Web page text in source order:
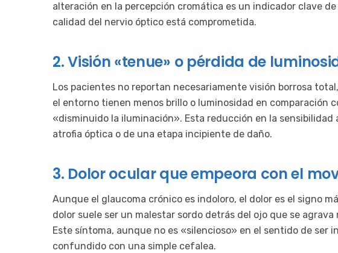
alteración en la percepción cromática es un indicador clave
calidad del nervio óptico está comprometida.
2. Visión «tenue» o pérdida de
Los pacientes no reportan necesariamente visión borrosa
el entorno tienen menos brillo o luminosidad en comparación
«disminuido la iluminación». Esta reducción en la
atrofia óptica o de una etapa incipiente de daño.
3. Dolor ocular que empeora con el
Aunque el glaucoma crónico es indoloro, el dolor es el signo
dolor suele ser un malestar sordo detrás del ojo que se
Este síntoma, aunque no es «silencioso» en el sentido de ser
confundido con una simple cefalea.